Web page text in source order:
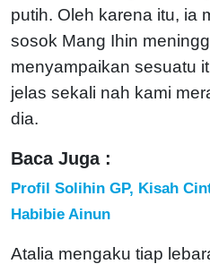
putih. Oleh karena itu, ia
sosok Mang Ihin
menyampaikan sesuatu
jelas sekali nah kami
dia.
Baca Juga :
Profil Solihin GP, Kisah
Habibie Ainun
Atalia mengaku tiap